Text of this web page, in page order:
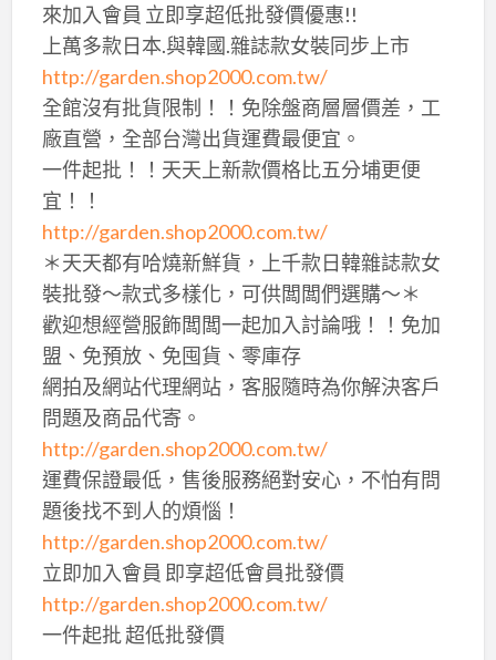
來加入會員 立即享超低批發價優惠!!
上萬多款日本.與韓國.雜誌款女裝同步上市
http://garden.shop2000.com.tw/
全館沒有批貨限制！！免除盤商層層價差，工
廠直營，全部台灣出貨運費最便宜。
一件起批！！天天上新款價格比五分埔更便
宜！！
http://garden.shop2000.com.tw/
＊天天都有哈燒新鮮貨，上千款日韓雜誌款女
裝批發～款式多樣化，可供闆闆們選購～＊
歡迎想經營服飾闆闆一起加入討論哦！！免加
盟、免預放、免囤貨、零庫存
網拍及網站代理網站，客服隨時為你解決客戶
問題及商品代寄。
http://garden.shop2000.com.tw/
運費保證最低，售後服務絕對安心，不怕有問
題後找不到人的煩惱！
http://garden.shop2000.com.tw/
立即加入會員 即享超低會員批發價
http://garden.shop2000.com.tw/
一件起批 超低批發價